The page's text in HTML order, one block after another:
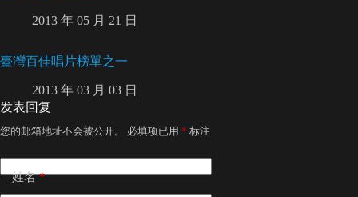
2013 年 05 月 21 日
臺灣百佳唱片榜單之一
2013 年 03 月 03 日
发表回复
您的邮箱地址不会被公开。 必填项已用 * 标注
姓名*